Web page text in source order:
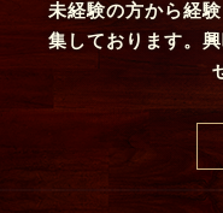
未経験の方から経
集しております。